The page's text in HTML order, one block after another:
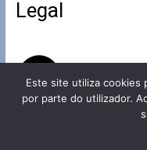
Legal
Este site utiliza cookies
por parte do utilizador.